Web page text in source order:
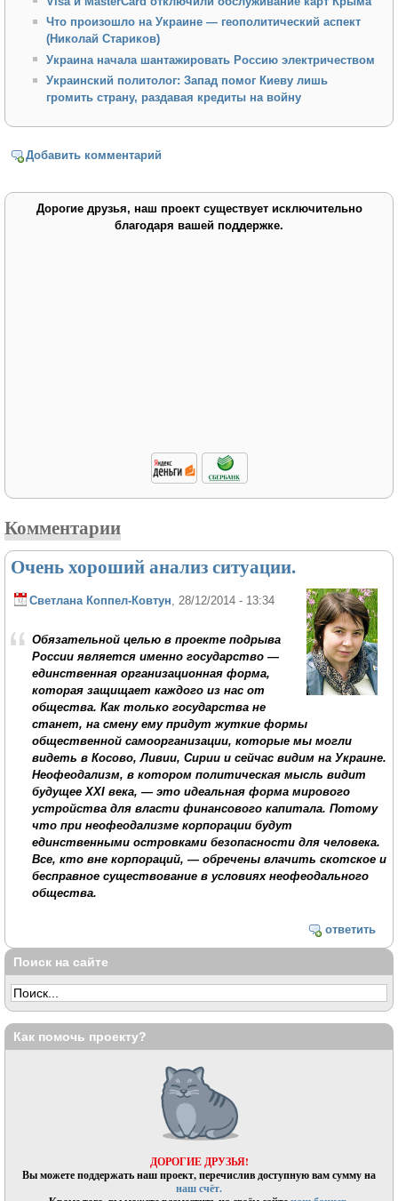
Что произошло на Украине — геополитический аспект
(Николай Стариков)
Украина начала шантажировать Россию электричеством
Украинский политолог: Запад помог Киеву лишь
громить страну, раздавая кредиты на войну
Добавить комментарий
Дорогие друзья, наш проект существует исключительно
благодаря вашей поддержке.
Комментарии
Очень хороший анализ ситуации.
Светлана Коппел-Ковтун , 28/12/2014 - 13:34
Обязательной целью в проекте подрыва
России является именно государство —
единственная организационная форма,
которая защищает каждого из нас от
общества. Как только государства не
станет, на смену ему придут жуткие формы
общественной самоорганизации, которые мы могли
видеть в Косово, Ливии, Сирии и сейчас видим на Украине.
Неофеодализм, в котором политическая мысль видит
будущее XXI века, — это идеальная форма мирового
устройства для власти финансового капитала. Потому
что при неофеодализме корпорации будут
единственными островками безопасности для человека.
Все, кто вне корпораций, — обречены влачить скотское и
бесправное существование в условиях неофеодального
общества.
ответить
Поиск на сайте
Как помочь проекту?
ДОРОГИЕ ДРУЗЬЯ!
Вы можете поддержать наш проект, перечислив доступную вам сумму на
наш счёт.